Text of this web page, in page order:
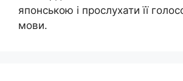
японською і прослухати її
мови.